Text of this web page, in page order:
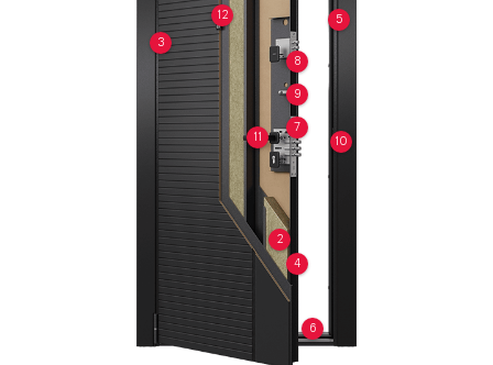
2
3
4
5
6
7
8
9
10
11
12